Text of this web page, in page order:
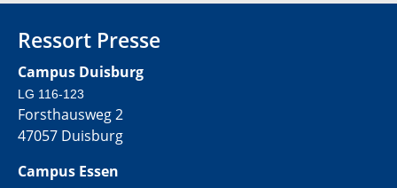
Ressort Presse
Campus Duisburg
LG 116-123
Forsthausweg 2
47057 Duisburg
Campus Essen